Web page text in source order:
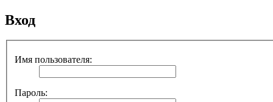
Вход
Имя пользователя:
Пароль: